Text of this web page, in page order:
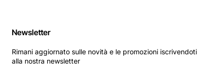
Newsletter
Rimani aggiornato sulle novità e le promozioni iscrivendoti
alla nostra newsletter